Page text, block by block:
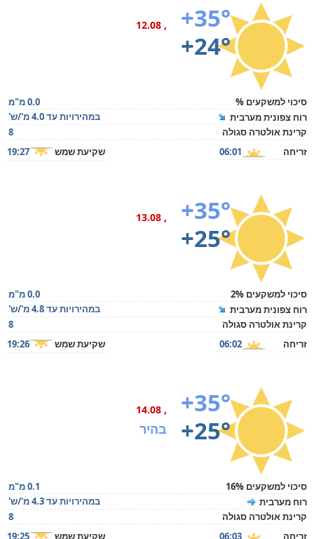
+35°
+24°
, 12.08
סיכוי למשקעים %
0.0 מ"מ
רוח צפונית מערבית
במהירויות עד 4.0 מ'/ש'
קרינת אולטרה סגולה
8
זריחה
06:01 שקיעת שמש 19:27
+35°
+25°
, 13.08
סיכוי למשקעים 2%
0.0 מ"מ
רוח צפונית מערבית
במהירויות עד 4.8 מ'/ש'
קרינת אולטרה סגולה
8
זריחה
06:02 שקיעת שמש 19:26
+35°
+25°
, 14.08
בהיר
סיכוי למשקעים 16%
0.1 מ"מ
רוח מערבית
במהירויות עד 4.3 מ'/ש'
קרינת אולטרה סגולה
8
זריחה
06:03 שקיעת שמש 19:25